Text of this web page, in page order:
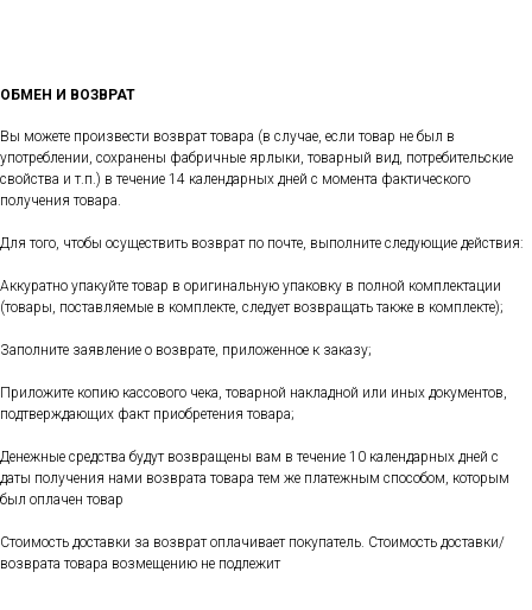
ОБМЕН И ВОЗВРАТ
Вы можете произвести возврат товара (в случае, если товар не был в
употреблении, сохранены фабричные ярлыки, товарный вид, потребительские
свойства и т.п.) в течение 14 календарных дней с момента фактического
получения товара.
Для того, чтобы осуществить возврат по почте, выполните следующие действия:
Аккуратно упакуйте товар в оригинальную упаковку в полной комплектации
(товары, поставляемые в комплекте, следует возвращать также в комплекте);
Заполните заявление о возврате, приложенное к заказу;
Приложите копию кассового чека, товарной накладной или иных документов,
подтверждающих факт приобретения товара;
Денежные средства будут возвращены вам в течение 10 календарных дней с
даты получения нами возврата товара тем же платежным способом, которым
был оплачен товар
Стоимость доставки за возврат оплачивает покупатель. Стоимость доставки/
возврата товара возмещению не подлежит